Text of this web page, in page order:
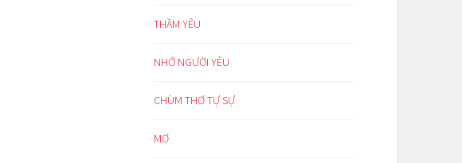
THẦM YÊU
NHỚ NGƯỜI YÊU
CHÙM THƠ TỰ SỰ
MƠ